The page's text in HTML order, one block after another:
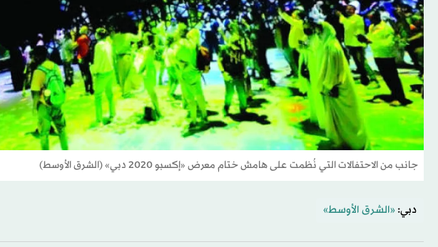
جانب من الاحتفالات التي نُظمت على هامش ختام معرض «إكسبو 2020 دبي» (الشرق الأوسط)
دبي: «الشرق الأوسط»